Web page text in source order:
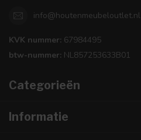
info@houtenmeubeloutlet.nl
KVK nummer: 67984495
btw-nummer: NL857253633B01
Categorieën
Informatie